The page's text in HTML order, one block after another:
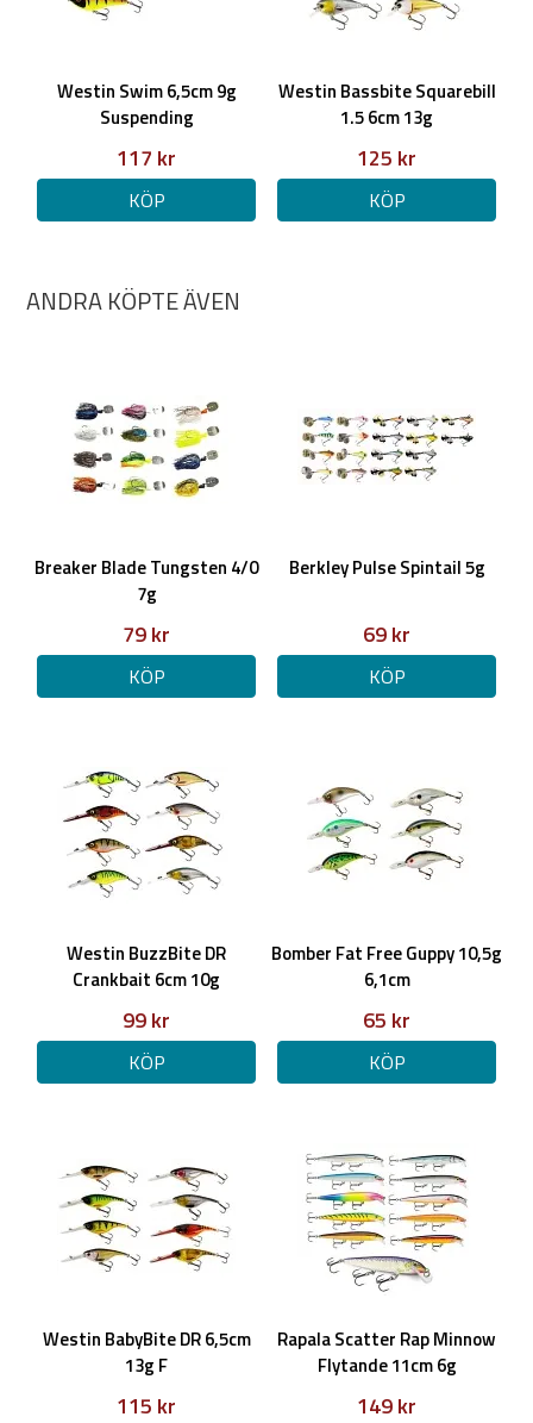
Westin Swim 6,5cm 9g
Suspending
117 kr
KÖP
Westin Bassbite Squarebill
1.5 6cm 13g
125 kr
KÖP
ANDRA KÖPTE ÄVEN
Breaker Blade Tungsten 4/0
7g
79 kr
KÖP
Berkley Pulse Spintail 5g
69 kr
KÖP
Westin BuzzBite DR
Crankbait 6cm 10g
99 kr
KÖP
Bomber Fat Free Guppy 10,5g
6,1cm
65 kr
KÖP
Westin BabyBite DR 6,5cm
13g F
115 kr
Rapala Scatter Rap Minnow
Flytande 11cm 6g
149 kr